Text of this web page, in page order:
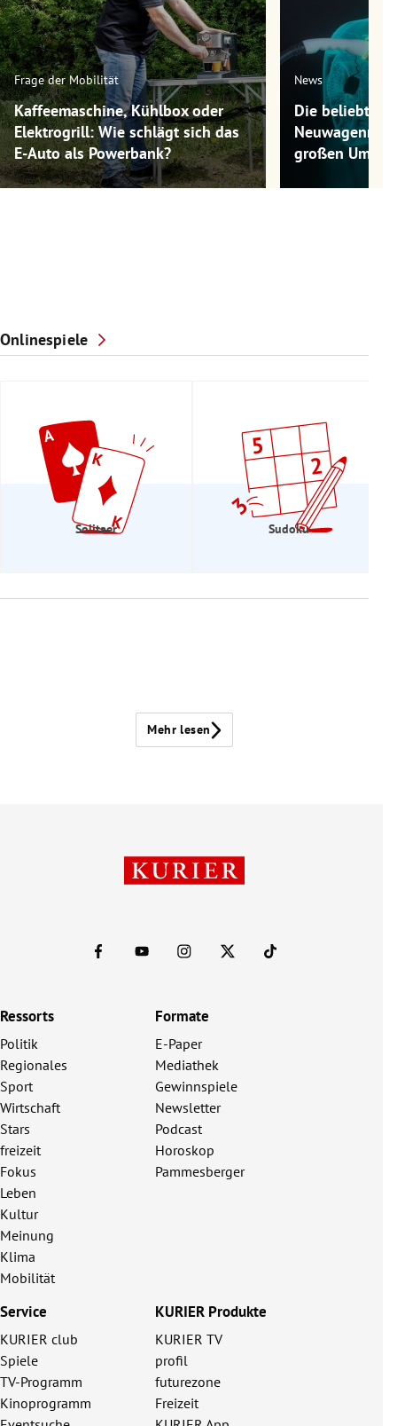
Frage der Mobilität
Kaffeemaschine, Kühlbox oder
Elektrogrill: Wie schlägt sich das
E-Auto als Powerbank?
News
Die
großen
Onlinespiele
Solitaer Sudoku
Mehr lesen
Ressorts
Politik
Regionales
Sport
Wirtschaft
Stars
freizeit
Fokus
Leben
Kultur
Meinung
Klima
Mobilität
Formate
E-Paper
Mediathek
Gewinnspiele
Newsletter
Podcast
Horoskop
Pammesberger
Service
KURIER club
Spiele
TV-Programm
Kinoprogramm
KURIER Produkte
KURIER TV
profil
futurezone
Freizeit